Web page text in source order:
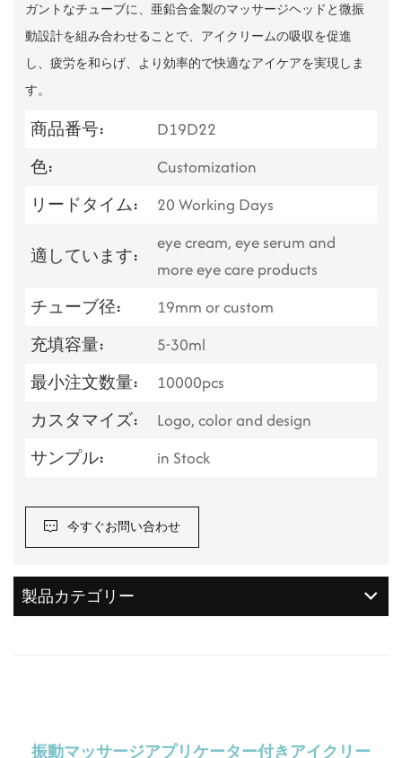
ガントなチューブに、亜鉛合金製のマッサージヘッドと微振
動設計を組み合わせることで、アイクリームの吸収を促進
し、疲労を和らげ、より効率的で快適なアイケアを実現しま
す。
商品番号:
D19D22
色:
Customization
リードタイム:
20 Working Days
適しています:
eye cream, eye serum and
more eye care products
チューブ径:
19mm or custom
充填容量:
5-30ml
最小注文数量:
10000pcs
カスタマイズ:
Logo, color and design
サンプル:
in Stock
今すぐお問い合わせ
製品カテゴリー
振動マッサージアプリケーター付きアイクリー